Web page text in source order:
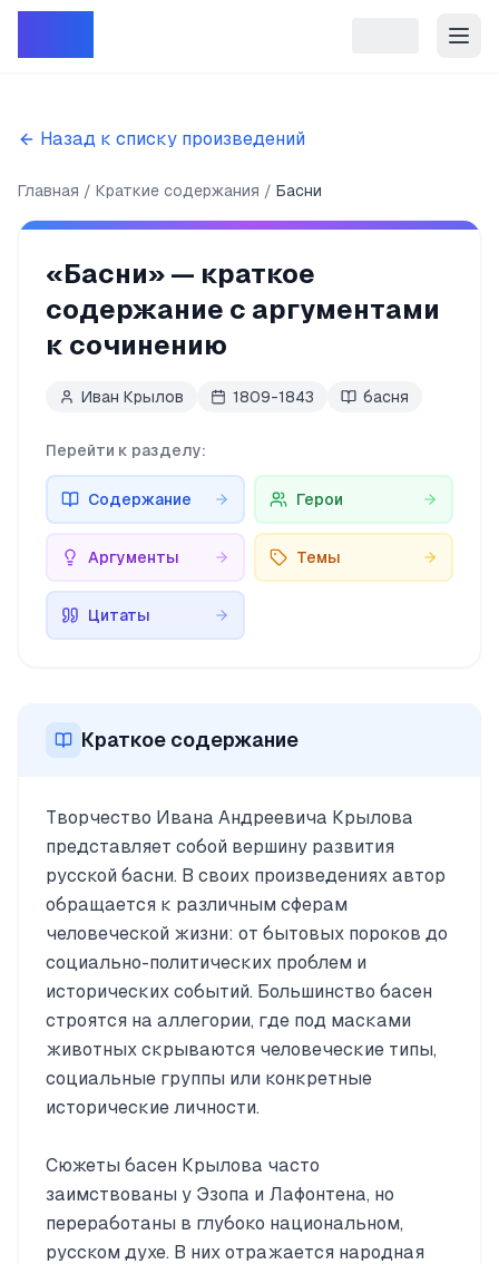
Назад к списку произведений
Главная Краткие содержания Басни
«Басни» — краткое
содержание с аргументами
к сочинению
Иван Крылов 1809-1843 басня
Перейти к разделу:
Содержание Герои
Аргументы Темы
Цитаты
Краткое содержание
Творчество Ивана Андреевича Крылова
представляет собой вершину развития
русской басни. В своих произведениях автор
обращается к различным сферам
человеческой жизни: от бытовых пороков до
социально-политических проблем и
исторических событий. Большинство басен
строятся на аллегории, где под масками
животных скрываются человеческие типы,
социальные группы или конкретные
исторические личности.
Сюжеты басен Крылова часто
заимствованы у Эзопа и Лафонтена, но
переработаны в глубоко национальном,
русском духе. В них отражается народная